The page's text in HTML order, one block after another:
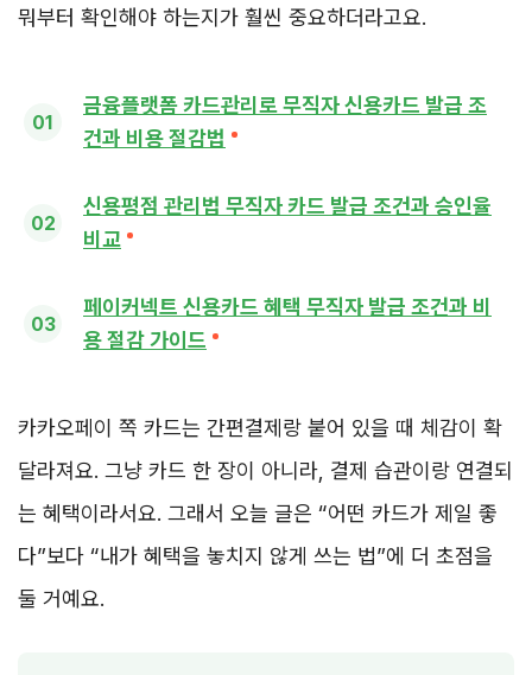
뭐부터 확인해야 하는지가 훨씬 중요하더라고요.
금융플랫폼 카드관리로 무직자 신용카드 발급 조
건과 비용 절감법
신용평점 관리법 무직자 카드 발급 조건과 승인율
비교
페이커넥트 신용카드 혜택 무직자 발급 조건과 비
용 절감 가이드
카카오페이 쪽 카드는 간편결제랑 붙어 있을 때 체감이 확
달라져요. 그냥 카드 한 장이 아니라, 결제 습관이랑 연결되
는 혜택이라서요. 그래서 오늘 글은 “어떤 카드가 제일 좋
다”보다 “내가 혜택을 놓치지 않게 쓰는 법”에 더 초점을
둘 거예요.